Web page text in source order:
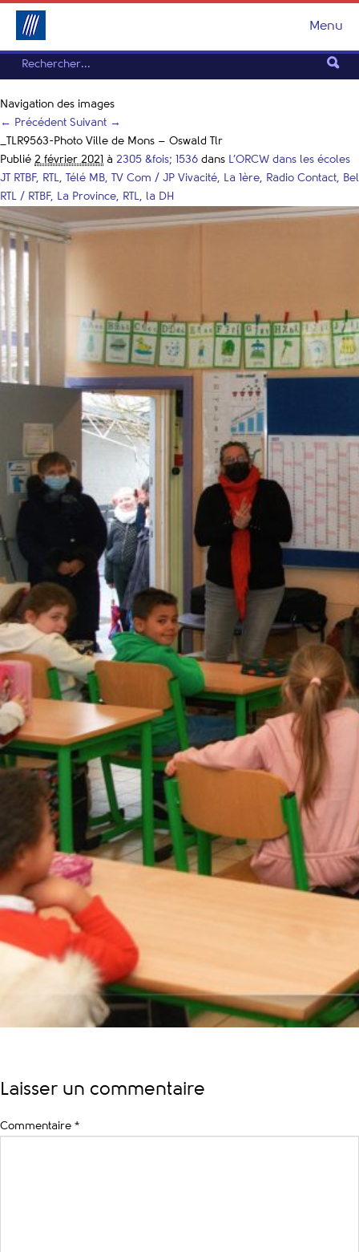
Menu
Navigation des images
← Précédent Suivant →
_TLR9563-Photo Ville de Mons – Oswald Tlr
Publié 2 février 2021 à 2305 &fois; 1536 dans L’ORCW dans les écoles
JT RTBF, RTL, Télé MB, TV Com / JP Vivacité, La 1ère, Radio Contact, Bel
RTL / RTBF, La Province, RTL, la DH
Laisser un commentaire
Commentaire *